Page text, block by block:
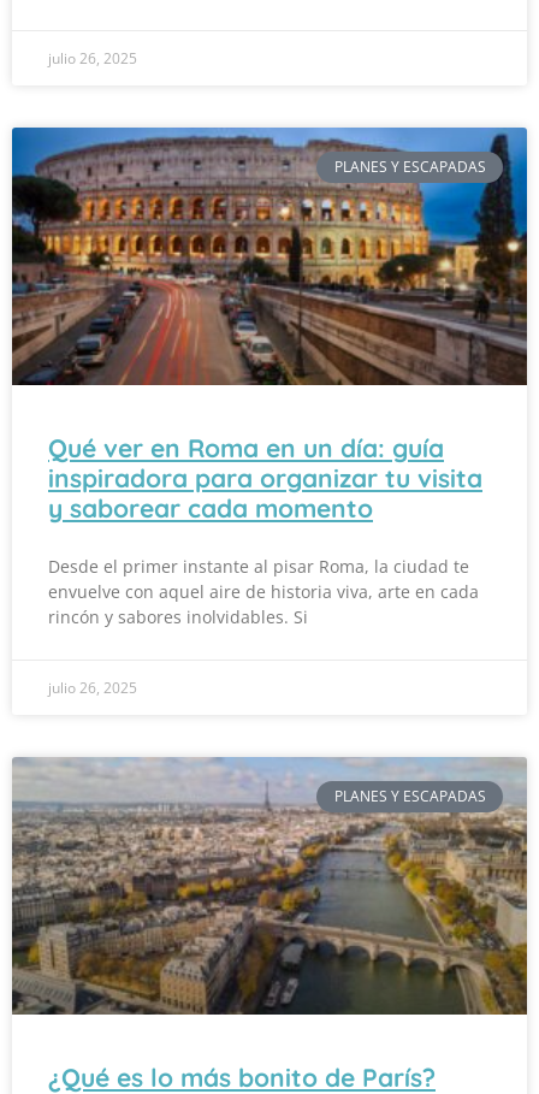
julio 26, 2025
PLANES Y ESCAPADAS
Qué ver en Roma en un día: guía
inspiradora para organizar tu visita
y saborear cada momento
Desde el primer instante al pisar Roma, la ciudad te
envuelve con aquel aire de historia viva, arte en cada
rincón y sabores inolvidables. Si
julio 26, 2025
PLANES Y ESCAPADAS
¿Qué es lo más bonito de París?